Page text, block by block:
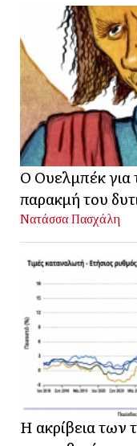
Ο Ουελμπέκ για
παρακμή του
Νατάσσα Πασχάλη
Η ακρίβεια των